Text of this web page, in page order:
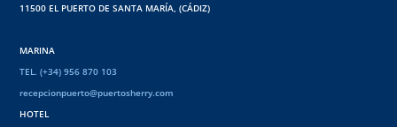
11500 EL PUERTO DE SANTA MARÍA, (CÁDIZ)
MARINA
TEL. (+34) 956 870 103
recepcionpuerto@puertosherry.com
HOTEL